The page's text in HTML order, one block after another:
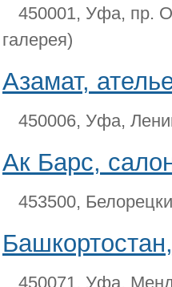
450001, Уфа, пр.
галерея)
Азамат,
450006, Уфа,
Ак Барс,
453500,
450071, Уфа,